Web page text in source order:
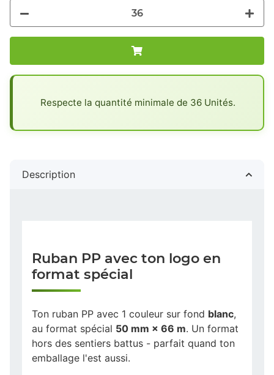
Respecte la quantité minimale de 36 Unités.
Description
Ruban PP avec ton logo en
format spécial
Ton ruban PP avec 1 couleur sur fond blanc,
au format spécial 50 mm × 66 m. Un format
hors des sentiers battus - parfait quand ton
emballage l'est aussi.